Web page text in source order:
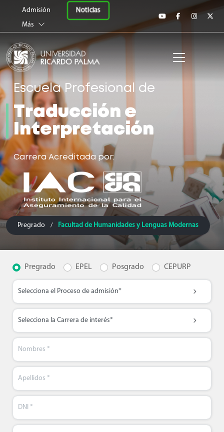
Admisión Noticias
Más
Universidad Ricardo
Escuela Profesional de
Traducción e
Interpretación
Carrera Acreditada por:
Pregrado / Facultad de Humanidades y Lenguas Modernas
Pregrado EPEL Posgrado CEPURP